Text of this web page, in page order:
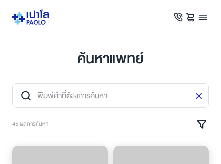
ค้นหาแพทย์
45 ผลการค้นหา